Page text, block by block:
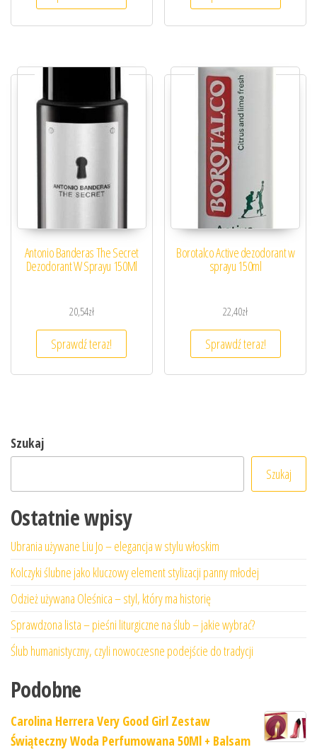
Antonio Banderas The Secret
Dezodorant W Sprayu 150Ml
20,54zł
Sprawdź teraz!
Borotalco Active dezodorant w
sprayu 150ml
22,40zł
Sprawdź teraz!
Szukaj
Szukaj
Ostatnie wpisy
Ubrania używane Liu Jo – elegancja w stylu włoskim
Kolczyki ślubne jako kluczowy element stylizacji panny młodej
Odzież używana Oleśnica – styl, który ma historię
Sprawdzona lista – pieśni liturgiczne na ślub – jakie wybrać?
Ślub humanistyczny, czyli nowoczesne podejście do tradycji
Podobne
Carolina Herrera Very Good Girl Zestaw
Świąteczny Woda Perfumowana 50Ml + Balsam